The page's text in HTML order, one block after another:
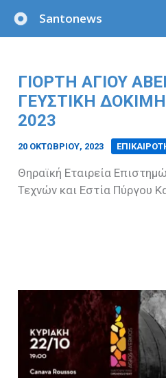
στο
Santonews
ΓΙΟΡΤΉ ΑΓΊΟΥ
ΓΕΥΣΤΙΚΉ
2023
20 ΟΚΤΩΒΡΊΟΥ, 2023
Θηραϊκή Εταιρεία
Τεχνών και Εστία Πύργου